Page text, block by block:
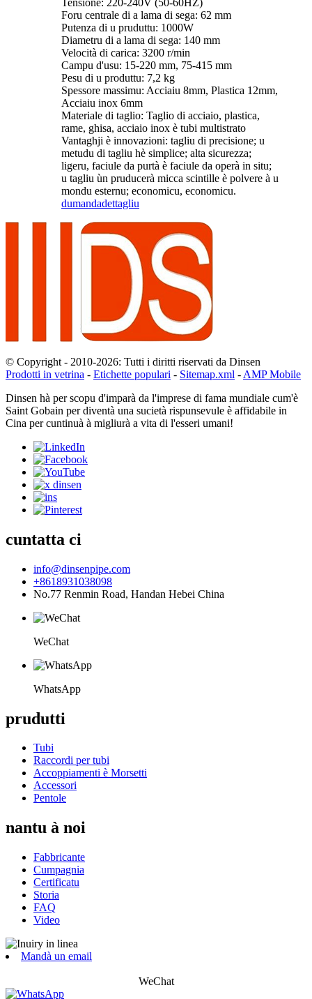
Foru centrale di a lama di sega: 62 mm
Putenza di u pruduttu: 1000W
Diametru di a lama di sega: 140 mm
Velocità di carica: 3200 r/min
Campu d'usu: 15-220 mm, 75-415 mm
Pesu di u produttu: 7,2 kg
Spessore massimu: Acciaiu 8mm, Plastica 12mm,
Acciaiu inox 6mm
Materiale di taglio: Taglio di acciaio, plastica,
rame, ghisa, acciaio inox è tubi multistrato
Vantaghji è innovazioni: tagliu di precisione; u
metudu di tagliu hè simplice; alta sicurezza;
ligeru, faciule da purtà è faciule da operà in situ;
u tagliu ùn pruducerà micca scintille è polvere à u
mondu esternu; economicu, economicu.
dumandadettagliu
© Copyright - 2010-2026: Tutti i diritti riservati da Dinsen
Prodotti in vetrina - Etichette populari - Sitemap.xml - AMP Mobile
Dinsen hà per scopu d'imparà da l'imprese di fama mundiale cum'è
Saint Gobain per diventà una sucietà rispunsevule è affidabile in
Cina per cuntinuà à migliurà a vita di l'esseri umani!
cuntatta ci
info@dinsenpipe.com
+8618931038098
No.77 Renmin Road, Handan Hebei China
WeChat
WhatsApp
prudutti
Tubi
Raccordi per tubi
Accoppiamenti è Morsetti
Accessori
Pentole
nantu à noi
Fabbricante
Cumpagnia
Certificatu
Storia
FAQ
Video
Mandà un email
WeChat